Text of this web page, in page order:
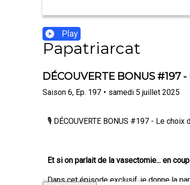
Play
Papatriarcat
DÉCOUVERTE BONUS
Saison 6, Ep. 197 • samedi 5 juillet 2025
🎙️ DÉCOUVERTE BONUS #197 - Le
Et si on parlait de la vasectomie... en
Dans cet épisode exclusif, je donne la